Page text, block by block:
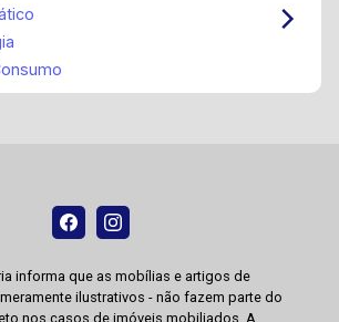
informa que as mobílias e artigos de
ilustrativos - não fazem parte do
nos casos de imóveis mobiliados. A